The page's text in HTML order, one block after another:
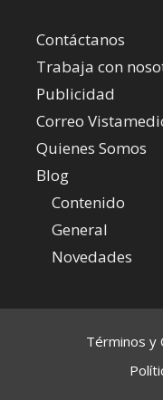
Contáctanos
Trabaja con
Publicidad
Correo
Quienes Somos
Blog
Contenido
General
Novedades
Términos y